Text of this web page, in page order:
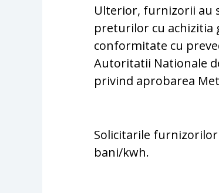
Ulterior, furnizorii au
preturilor cu achizitia
conformitate cu
Autoritatii Nationale
privind aprobarea
Solicitarile furnizorilor
bani/kwh.